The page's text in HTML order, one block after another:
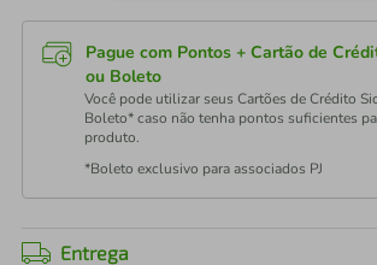
Pague com Pontos + Cartão de
ou Boleto
Você pode utilizar seus Cartões de Crédito
Boleto* caso não tenha pontos suficientes
produto.
*Boleto exclusivo para associados PJ
Entrega